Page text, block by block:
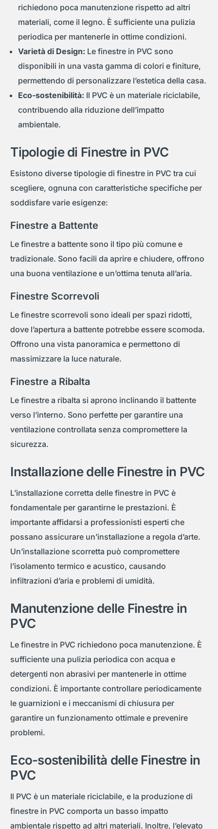
richiedono poca manutenzione rispetto ad altri
materiali, come il legno. È sufficiente una pulizia
periodica per mantenerle in ottime condizioni.
Varietà di Design: Le finestre in PVC sono
disponibili in una vasta gamma di colori e finiture,
permettendo di personalizzare l’estetica della casa.
Eco-sostenibilità: Il PVC è un materiale riciclabile,
contribuendo alla riduzione dell’impatto
ambientale.
Tipologie di Finestre in PVC
Esistono diverse tipologie di finestre in PVC tra cui
scegliere, ognuna con caratteristiche specifiche per
soddisfare varie esigenze:
Finestre a Battente
Le finestre a battente sono il tipo più comune e
tradizionale. Sono facili da aprire e chiudere, offrono
una buona ventilazione e un’ottima tenuta all’aria.
Finestre Scorrevoli
Le finestre scorrevoli sono ideali per spazi ridotti,
dove l’apertura a battente potrebbe essere scomoda.
Offrono una vista panoramica e permettono di
massimizzare la luce naturale.
Finestre a Ribalta
Le finestre a ribalta si aprono inclinando il battente
verso l’interno. Sono perfette per garantire una
ventilazione controllata senza compromettere la
sicurezza.
Installazione delle Finestre in PVC
L’installazione corretta delle finestre in PVC è
fondamentale per garantirne le prestazioni. È
importante affidarsi a professionisti esperti che
possano assicurare un’installazione a regola d’arte.
Un’installazione scorretta può compromettere
l’isolamento termico e acustico, causando
infiltrazioni d’aria e problemi di umidità.
Manutenzione delle Finestre in
PVC
Le finestre in PVC richiedono poca manutenzione. È
sufficiente una pulizia periodica con acqua e
detergenti non abrasivi per mantenerle in ottime
condizioni. È importante controllare periodicamente
le guarnizioni e i meccanismi di chiusura per
garantire un funzionamento ottimale e prevenire
problemi.
Eco-sostenibilità delle Finestre in
PVC
Il PVC è un materiale riciclabile, e la produzione di
finestre in PVC comporta un basso impatto
ambientale rispetto ad altri materiali. Inoltre, l’elevato